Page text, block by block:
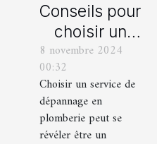
Conseils pour
choisir un
bon service
dépannage
en plomberie
8 novembre 2024
00:32
Choisir un service de
dépannage en
plomberie peut se
révéler être un